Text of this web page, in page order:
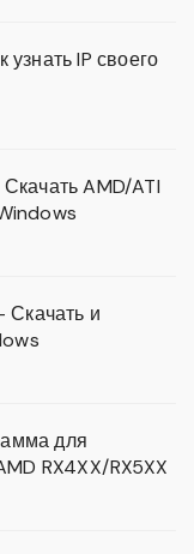
IP своего
AMD/ATI
Скачать и
для
RX4XX/RX5XX